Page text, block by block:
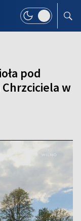
pod
w